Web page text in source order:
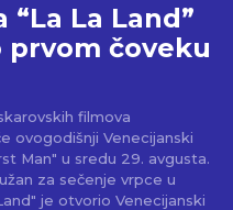
La Land”
prvom čoveku
filmova
ovogodišnji Venecijanski
Man" u sredu 29. avgusta.
za sečenje vrpce u
je otvorio Venecijanski